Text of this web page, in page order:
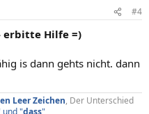
#4
erbitte Hilfe =)
is dann gehts nicht. dann
LeerZeichen, Der Unterschied
und "dass"